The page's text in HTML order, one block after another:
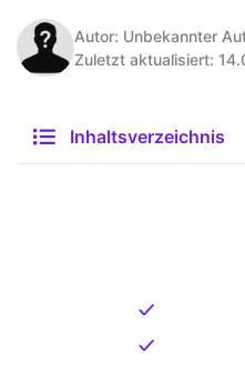
Autor: Unbekannter
Zuletzt aktualisiert:
Inhaltsverzeichnis